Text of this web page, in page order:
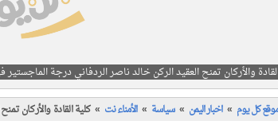
والأركان تمنح العقيد الركن خالد ناصر الردفاني درجة الماجستير
كل يوم اخبار اليمن سياسة الأمناء نت كلية القادة والأركان